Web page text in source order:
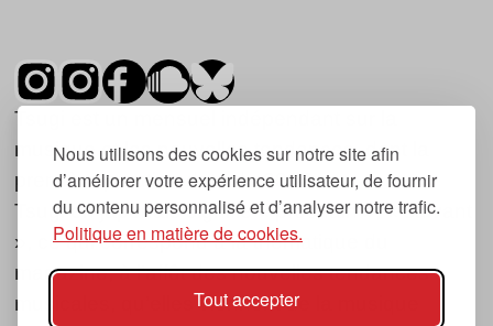
Nous utilisons des cookies sur notre site afin
d’améliorer votre expérience utilisateur, de fournir
du contenu personnalisé et d’analyser notre trafic.
Politique en matière de cookies.
Tout accepter
Tsugi est un mensuel indépendant sur la
musique et les nouvelles tendances, dont la
première parution date de 2007.
Tsugi en japonais signifie « prochain », « suivant
», ce qui correspond à la thématique du
magazine, à l’affût des nouvelles tendances
musicales, qu’elles viennent de la musique